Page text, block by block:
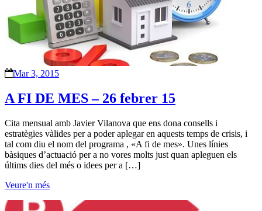
Mar 3, 2015
A FI DE MES – 26 febrer 15
Cita mensual amb Javier Vilanova que ens dona consells i
estratègies vàlides per a poder aplegar en aquests temps de crisis, i
tal com diu el nom del programa , «A fi de mes». Unes línies
bàsiques d’actuació per a no vores molts just quan apleguen els
últims dies del més o idees per a […]
Veure'n més